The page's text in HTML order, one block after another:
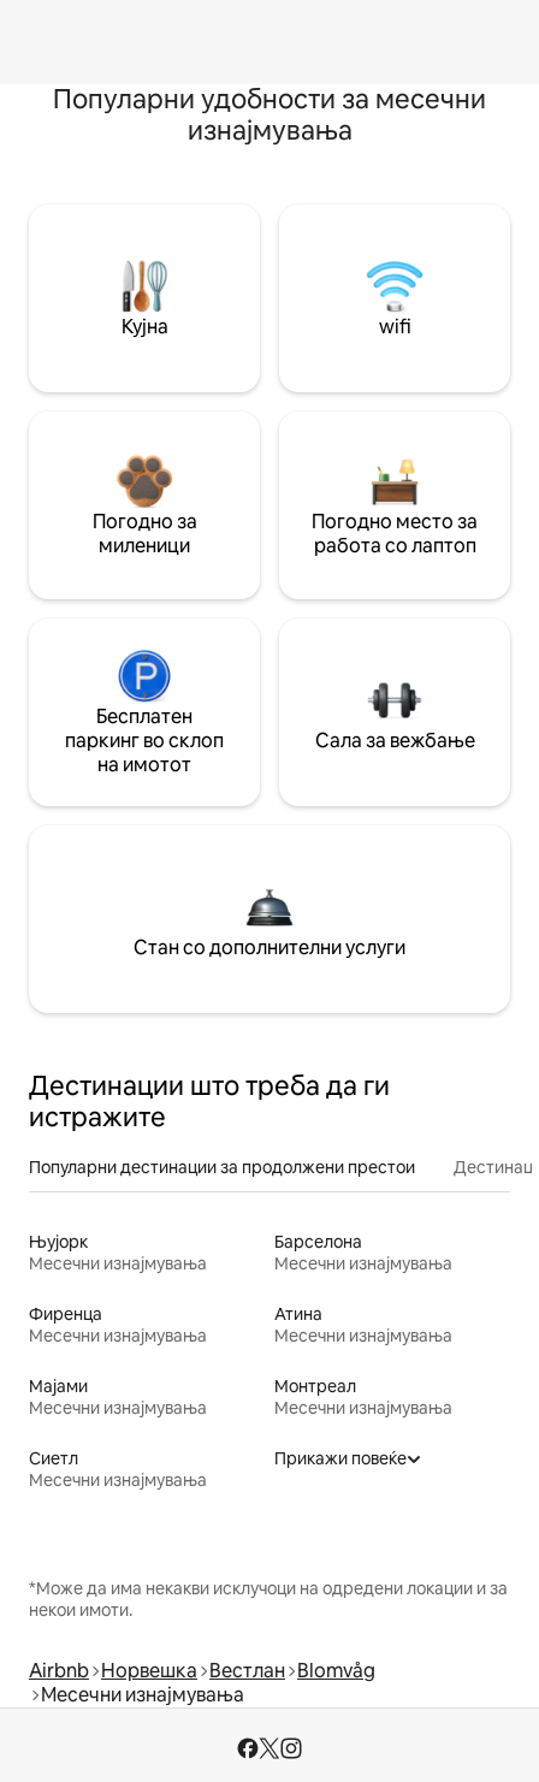
Популарни удобности за месечни
изнајмувања
Кујна wifi
Погодно за
миленици
Погодно место за
работа со лаптоп
Бесплатен
паркинг во склоп
на имотот
Сала за вежбање
Стан со дополнителни услуги
Дестинации што треба да ги
истражите
Популарни дестинации за продолжени престои
Њујорк
Месечни изнајмувања
Барселона
Месечни изнајмувања
Фиренца
Месечни изнајмувања
Атина
Месечни изнајмувања
Мајами
Месечни изнајмувања
Монтреал
Месечни изнајмувања
Сиетл
Месечни изнајмувања
Прикажи повеќе
*Може да има некакви исклучоци на одредени локации и за
некои имоти.
Airbnb Норвешка Вестлан Blomvåg
Месечни изнајмувања